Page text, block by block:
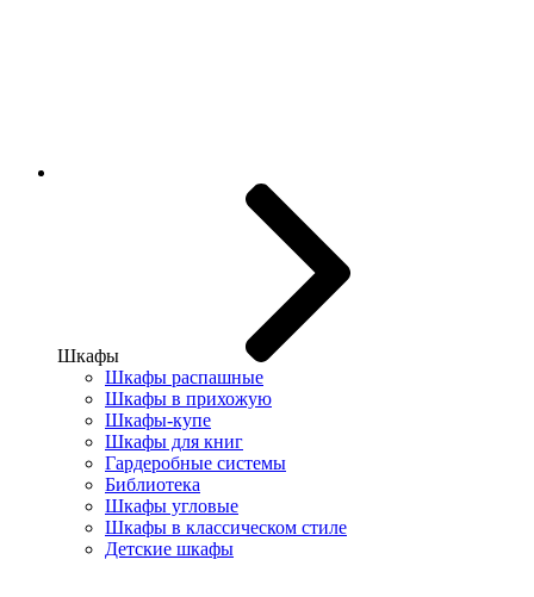
Шкафы
Шкафы распашные
Шкафы в прихожую
Шкафы-купе
Шкафы для книг
Гардеробные системы
Библиотека
Шкафы угловые
Шкафы в классическом стиле
Детские шкафы